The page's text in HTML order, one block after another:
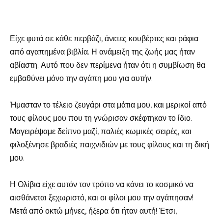
Είχε φυτά σε κάθε περβάζι, άνετες κουβέρτες και ράφια
από αγαπημένα βιβλία. Η ανάμειξη της ζωής μας ήταν
αβίαστη. Αυτό που δεν περίμενα ήταν ότι η συμβίωση θα
εμβαθύνει μόνο την αγάπη μου για αυτήν.
Ήμασταν το τέλειο ζευγάρι στα μάτια μου, και μερικοί από
τους φίλους μου που τη γνώρισαν σκέφτηκαν το ίδιο.
Μαγειρέψαμε δείπνο μαζί, παλιές κωμικές σειρές, και
φιλοξένησε βραδιές παιχνιδιών με τους φίλους και τη δική
μου.
Η Ολίβια είχε αυτόν τον τρόπο να κάνει το κοσμικό να
αισθάνεται ξεχωριστό, και οι φίλοι μου την αγάπησαν!
Μετά από οκτώ μήνες, ήξερα ότι ήταν αυτή! Έτσι,